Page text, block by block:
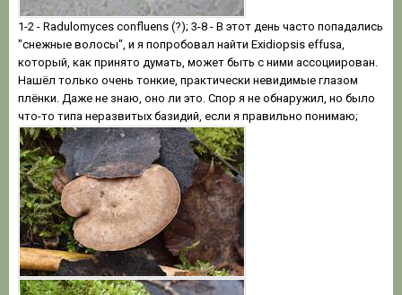
1-2 - Radulomyces confluens (?); 3-8 - В этот день часто попадались
"снежные волосы", и я попробовал найти Exidiopsis effusa,
который, как принято думать, может быть с ними ассоциирован.
Нашёл только очень тонкие, практически невидимые глазом
плёнки. Даже не знаю, оно ли это. Спор я не обнаружил, но было
что-то типа неразвитых базидий, если я правильно понимаю;